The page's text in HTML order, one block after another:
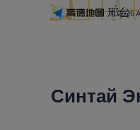
Синтай
© 2026